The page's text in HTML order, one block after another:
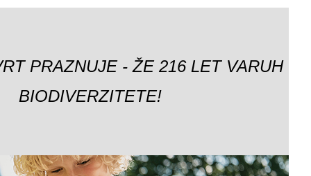
PRAZNUJE - ŽE 216 LET VARUH
BIODIVERZITETE!